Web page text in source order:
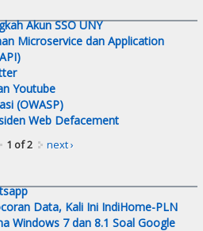
Akun SSO UNY
Microservice dan Application
Youtube
(OWASP)
Web Defacement
1 of 2 next ›
Data, Kali Ini IndiHome-PLN
Windows 7 dan 8.1 Soal Google